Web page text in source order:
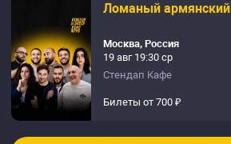
Ломаный армянский
Москва, Россия
19 авг 19:30 ср
Стендап Кафе
Билеты от 700 ₽